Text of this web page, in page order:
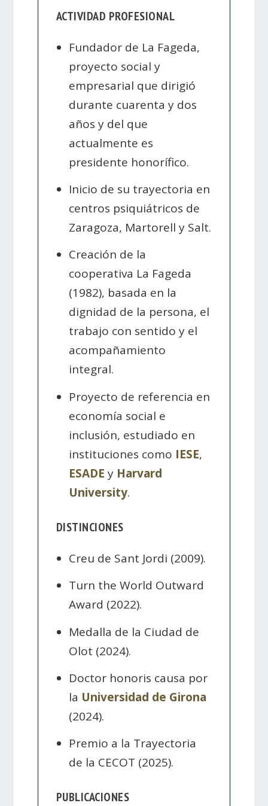
ACTIVIDAD PROFESIONAL
Fundador de La Fageda,
proyecto social y
empresarial que dirigió
durante cuarenta y dos
años y del que
actualmente es
presidente honorífico.
Inicio de su trayectoria en
centros psiquiátricos de
Zaragoza, Martorell y Salt.
Creación de la
cooperativa La Fageda
(1982), basada en la
dignidad de la persona, el
trabajo con sentido y el
acompañamiento
integral.
Proyecto de referencia en
economía social e
inclusión, estudiado en
instituciones como IESE,
ESADE y Harvard
University.
DISTINCIONES
Creu de Sant Jordi (2009).
Turn the World Outward
Award (2022).
Medalla de la Ciudad de
Olot (2024).
Doctor honoris causa por
la Universidad de Girona
(2024).
Premio a la Trayectoria
de la CECOT (2025).
PUBLICACIONES